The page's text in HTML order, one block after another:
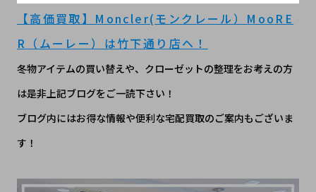
【高価買取】Moncler(モンクレール）MooRE
R（ムーレー）は竹下通り店ヘ！
冬物アイテムの買い替えや、クローゼットの整理をお考えの方
は是非上記ブログをご一読下さい！
ブログ内にはお得な情報や便利な宅配買取のご案内もございま
す！